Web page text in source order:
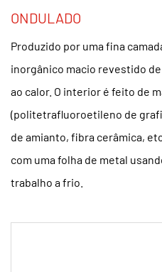
ONDULADO
Produzido por uma fina
inorgânico macio revestido
ao calor. O interior é feito de
(politetrafluoroetileno de
de amianto, fibra cerâmica,
com uma folha de metal
trabalho a frio.